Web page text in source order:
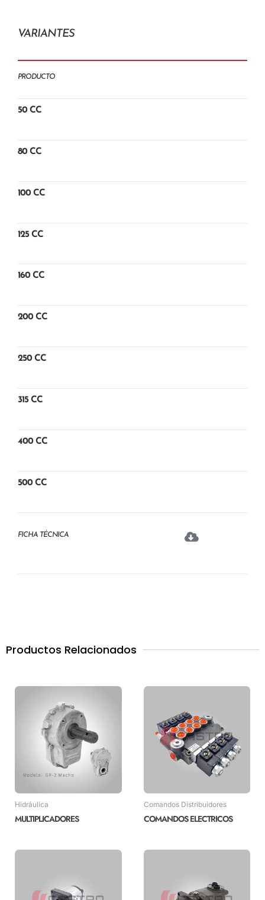
VARIANTES
PRODUCTO
50 CC
80 CC
100 CC
125 CC
160 CC
200 CC
250 CC
315 CC
400 CC
500 CC
FICHA TÉCNICA
Productos Relacionados
Hidráulica
MULTIPLICADORES
Comandos Distribuidores
COMANDOS ELECTRICOS